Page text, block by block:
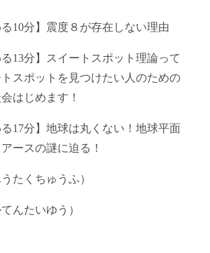
る10分】震度８が存在しない理由
る13分】スイートスポット理論って
スポットを見つけたい人のための
はじめます！
る17分】地球は丸くない！地球平面
ースの謎に迫る！
たくちゅうふ）
んたいゆう）